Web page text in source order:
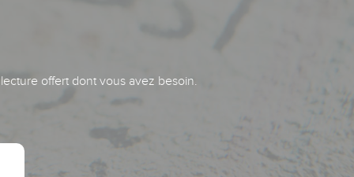
offert dont vous avez besoin.